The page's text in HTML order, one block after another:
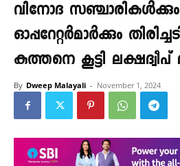
വിനോദ
ഓപ്പറേറ്റർമാർക്കും
കുത്തനെ കൂട്ടി
By Dweep Malayali - November 1, 2024